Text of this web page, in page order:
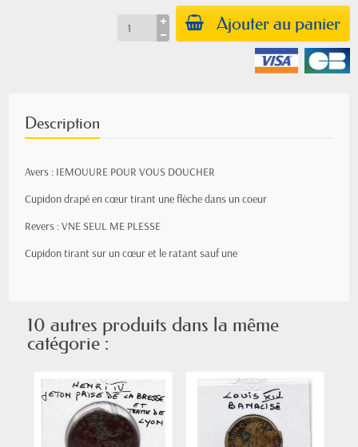
Ajouter au panier
Description
Avers : IEMOUURE POUR VOUS DOUCHER
Cupidon drapé en cœur tirant une flèche dans un coeur
Revers : VNE SEUL ME PLESSE
Cupidon tirant sur un cœur et le ratant sauf une
10 autres produits dans la même
catégorie :